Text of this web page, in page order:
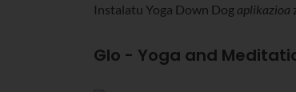
Instalatu Yoga Down Dog aplikazioa
Glo - Yoga and